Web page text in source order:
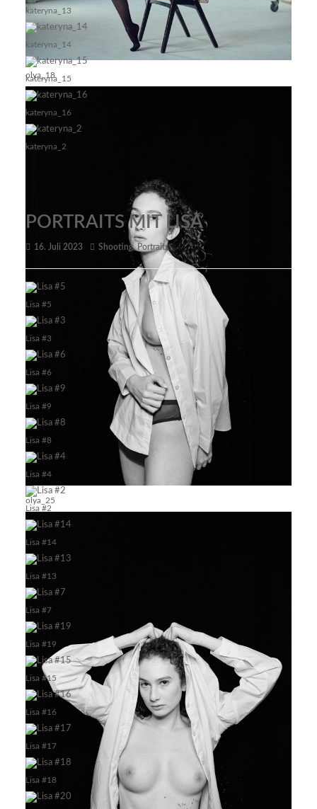
olya_18
olya_25
kateryna_13
kateryna_14
kateryna_15
kateryna_16
kateryna_2
PORTRAITS MIT LISA
16. Juli 2023 Shooting, Portraits
Lisa #5
Lisa #3
Lisa #6
Lisa #9
Lisa #8
Lisa #4
Lisa #2
Lisa #14
Lisa #13
Lisa #7
Lisa #19
Lisa #15
Lisa #16
Lisa #17
Lisa #18